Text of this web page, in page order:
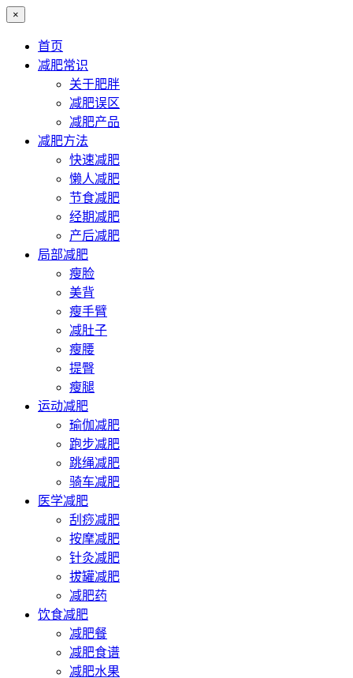
×
首页
减肥常识
关于肥胖
减肥误区
减肥产品
减肥方法
快速减肥
懒人减肥
节食减肥
经期减肥
产后减肥
局部减肥
瘦脸
美背
瘦手臂
减肚子
瘦腰
提臀
瘦腿
运动减肥
瑜伽减肥
跑步减肥
跳绳减肥
骑车减肥
医学减肥
刮痧减肥
按摩减肥
针灸减肥
拔罐减肥
减肥药
饮食减肥
减肥餐
减肥食谱
减肥水果